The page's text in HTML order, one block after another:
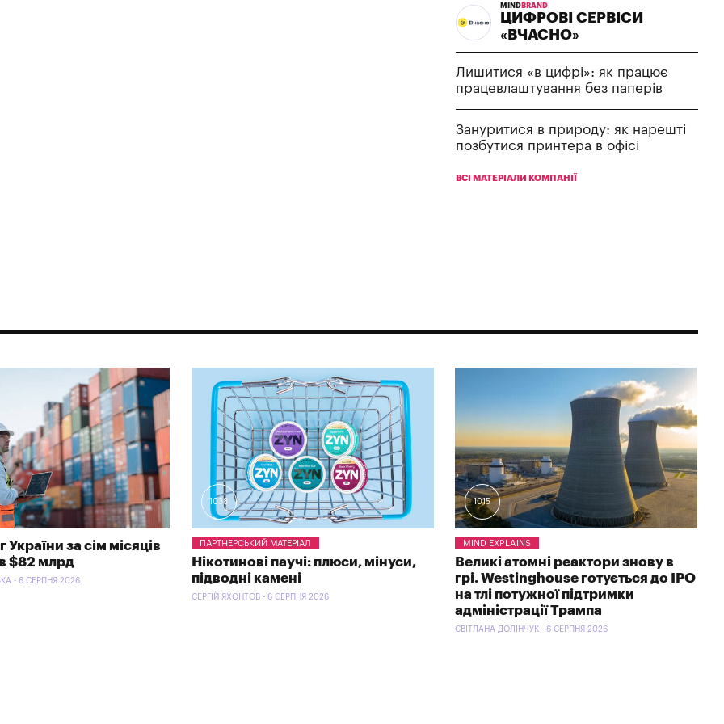
MIND BRAND
ЦИФРОВІ СЕРВІСИ
«ВЧАСНО»
Лишитися «в цифрі»: як працює
працевлаштування без паперів
Зануритися в природу: як нарешті
позбутися принтера в офісі
ВСІ МАТЕРІАЛИ КОМПАНІЇ
України за сім місяців
$82 млрд
- 6 СЕРПНЯ 2026
1038
ПАРТНЕРСЬКИЙ МАТЕРІАЛ
Нікотинові паучі: плюси, мінуси,
підводні камені
СЕРГІЙ ЯХОНТОВ - 6 СЕРПНЯ 2026
1015
MIND EXPLAINS
Великі атомні реактори знову в
грі. Westinghouse готується до IPO
на тлі потужної підтримки
адміністрації Трампа
СВІТЛАНА ДОЛІНЧУК - 6 СЕРПНЯ 2026